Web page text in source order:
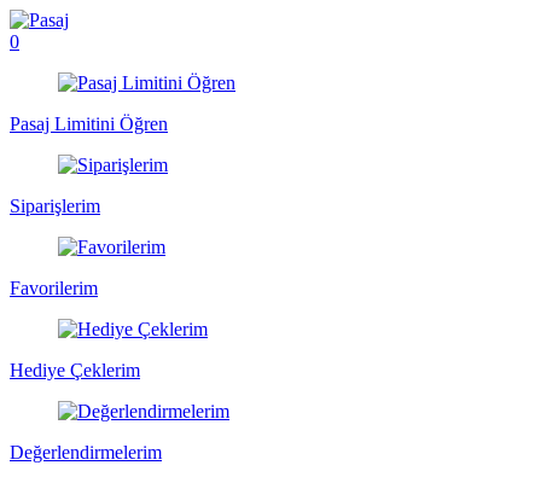
0
Pasaj Limitini Öğren
Siparişlerim
Favorilerim
Hediye Çeklerim
Değerlendirmelerim